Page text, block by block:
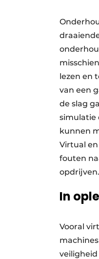
lezen en
van een
de slag
simulatie
kunnen
Virtual
fouten
opdrijven.
In
Vooral